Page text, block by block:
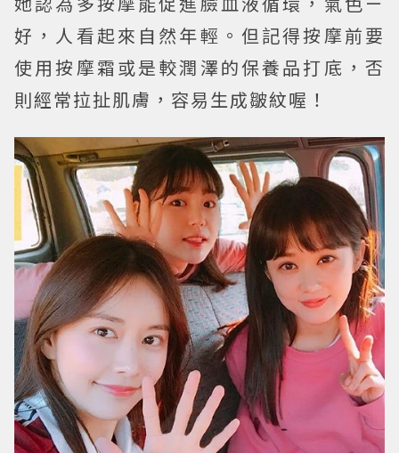
好，人看起來自然年輕。但記得按摩前要
使用按摩霜或是較潤澤的保養品打底，否
則經常拉扯肌膚，容易生成皺紋喔！